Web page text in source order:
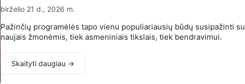
birželio 21 d., 2026 m.
Pažinčių programėlės tapo vienu populiariausių būdų susipažinti su
naujais žmonėmis, tiek asmeniniais tikslais, tiek bendravimui.
Skaityti daugiau →